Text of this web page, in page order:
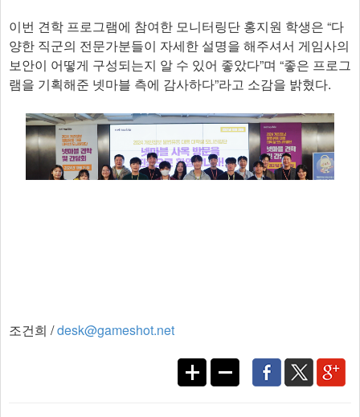
이번 견학 프로그램에 참여한 모니터링단 홍지원 학생은 “다
양한 직군의 전문가분들이 자세한 설명을 해주셔서 게임사의
보안이 어떻게 구성되는지 알 수 있어 좋았다”며 “좋은 프로그
램을 기획해준 넷마블 측에 감사하다”라고 소감을 밝혔다.​
조건희 /desk@gameshot.net